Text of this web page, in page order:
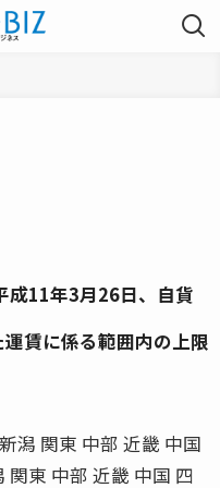
成11年3月26日、自貨
賃に係る範囲内の上限
関東 中部 近畿 中国
関東 中部 近畿 中国 四